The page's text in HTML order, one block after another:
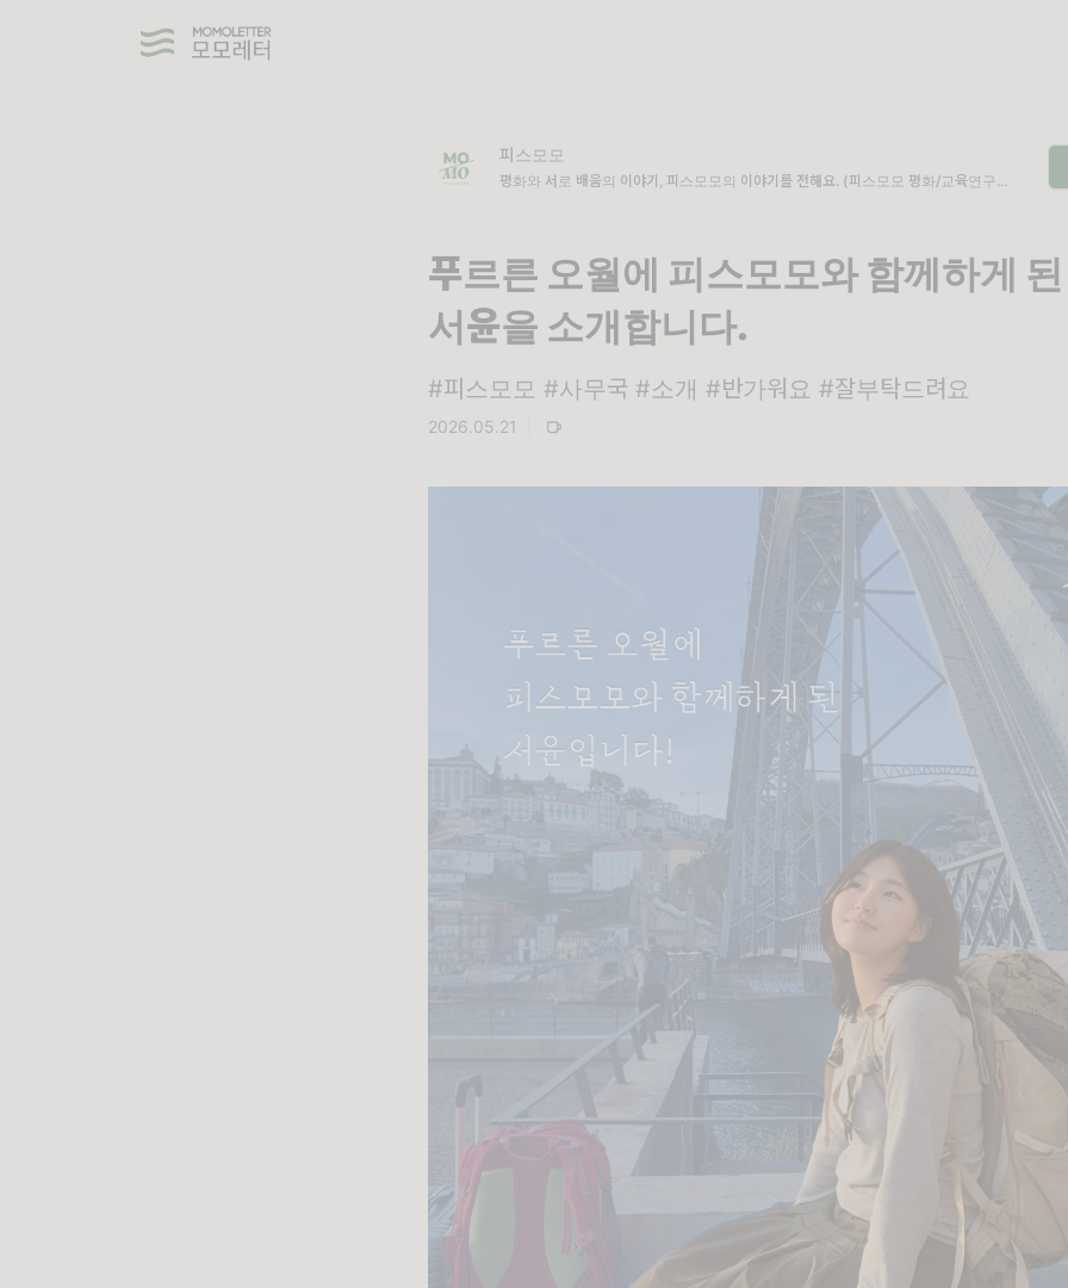
피스모모
평화와 서로 배움의 이야기, 피스모모의 이야기를 전해요. (피스모모 평화/교육연구소, 피
푸르른 오월에 피스모모와 함께하게 된
서윤을 소개합니다.
#피스모모 #사무국 #소개 #반가워요 #잘부탁드려요
2026.05.21